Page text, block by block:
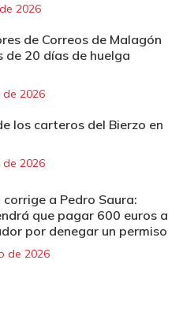
2026
de Correos de Malagón
de 20 días de huelga
2026
los carteros del Bierzo en
de 2026
corrige a Pedro Saura:
que pagar 600 euros a
por denegar un permiso
de 2026